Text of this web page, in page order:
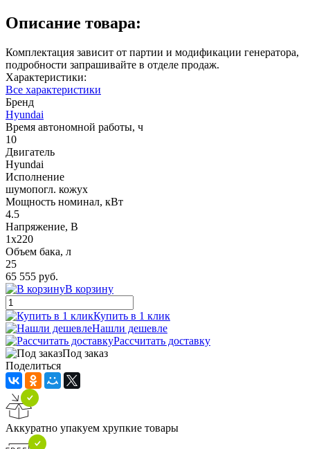
Описание товара:
Комплектация зависит от партии и модификации генератора,
подробности запрашивайте в отделе продаж.
Характеристики:
Все характеристики
Бренд
Hyundai
Время автономной работы, ч
10
Двигатель
Hyundai
Исполнение
шумопогл. кожух
Мощность номинал, кВт
4.5
Напряжение, В
1x220
Объем бака, л
25
65 555 руб.
В корзину
Купить в 1 клик
Нашли дешевле
Рассчитать доставку
Под заказ
Поделиться
Аккуратно упакуем хрупкие товары